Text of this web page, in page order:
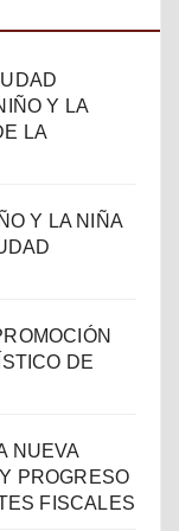
Y LA
LA
Y LA NIÑA
DE
NUEVA
PROGRESO
FISCALES